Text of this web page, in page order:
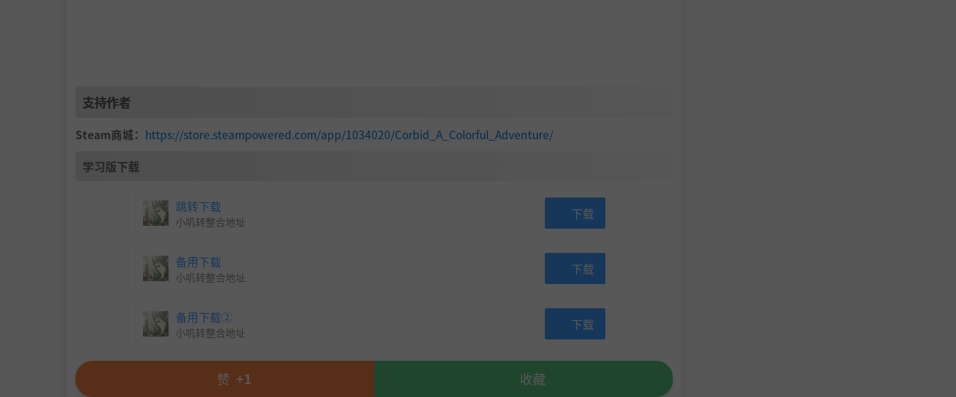
支持作者
Steam商城： https://store.steampowered.com/app/1034020/Corbid_A_Colorful_Adventure/
学习版下载
跳转下载
小叽转整合地址 下载
备用下载
小叽转整合地址 下载
备用下载②
小叽转整合地址 下载
赞 +1 收藏